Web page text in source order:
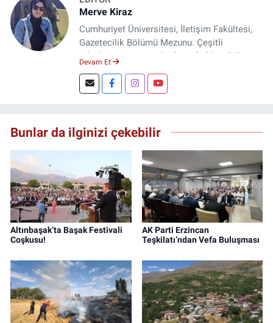
Merve Kiraz
Cumhuriyet Üniversitesi, İletişim Fakültesi,
Gazetecilik Bölümü Mezunu. Çeşitli
televizyon ve gazetelerde muhabir, editör,
Şuan, www.dogugazetesi.com adlı haber
sitesinin Yazı İşleri Müdürlüğünü yürütmekte.
Devam Et
Bunlar da ilginizi çekebilir
Altınbaşak’ta Başak Festivali
Coşkusu!
AK Parti Erzincan
Teşkilatı’ndan Vefa Buluşması